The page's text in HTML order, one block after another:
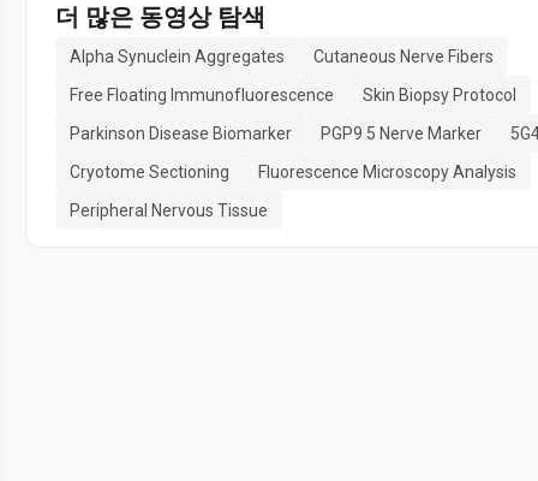
더 많은 동영상 탐색
Alpha Synuclein Aggregates
Cutaneous Nerve Fibers
Free Floating Immunofluorescence
Skin Biopsy Protocol
Parkinson Disease Biomarker
PGP9 5 Nerve Marker
Cryotome Sectioning
Fluorescence Microscopy Analysis
Peripheral Nervous Tissue